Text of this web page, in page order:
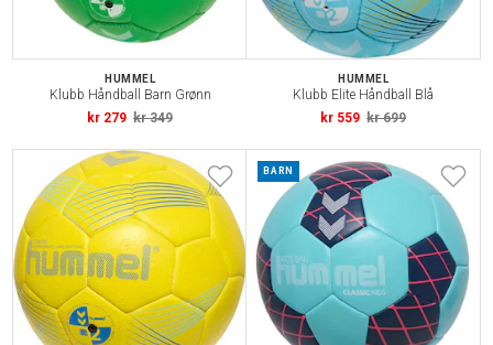
HUMMEL
Klubb Håndball Barn Grønn
kr 279 kr 349
HUMMEL
Klubb Elite Håndball Blå
kr 559 kr 699
BARN